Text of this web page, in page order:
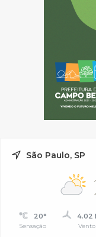
São Paulo, SP
20°
Sensação
4.02
Vento